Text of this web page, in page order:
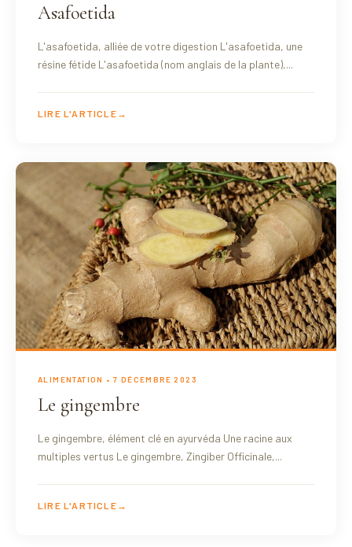
Asafoetida
L'asafoetida, alliée de votre digestion L'asafoetida, une
résine fétide L'asafoetida (nom anglais de la plante),...
LIRE L'ARTICLE →
ALIMENTATION • 7 DÉCEMBRE 2023
Le gingembre
Le gingembre, élément clé en ayurvéda Une racine aux
multiples vertus Le gingembre, Zingiber Officinale,...
LIRE L'ARTICLE →